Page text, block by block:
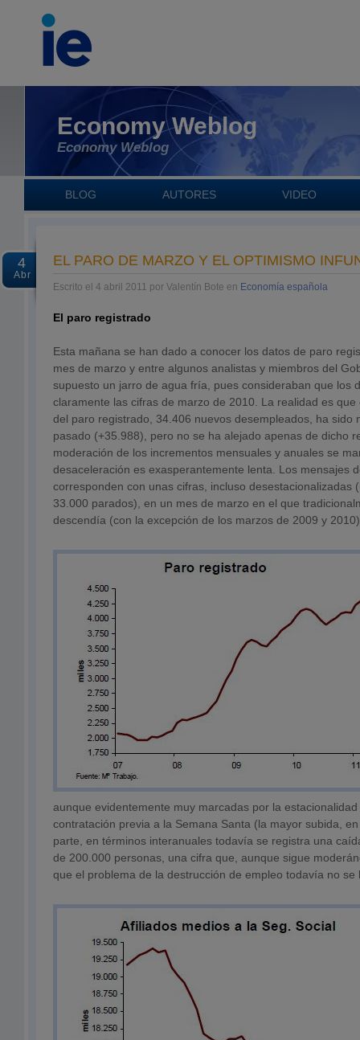
Economy Weblog
Economy Weblog
BLOG AUTORES VIDEO
4
Abr
EL PARO DE MARZO Y EL OPTIMISMO
Escrito el 4 abril 2011 por Valentín Bote en Economía española
El paro registrado
Esta mañana se han dado a conocer los datos de paro
mes de marzo y entre algunos analistas y miembros del
supuesto un jarro de agua fría, pues consideraban que los
claramente las cifras de marzo de 2010. La realidad es
del paro registrado, 34.406 nuevos desempleados, ha sido
pasado (+35.988), pero no se ha alejado apenas de dicho
moderación de los incrementos mensuales y anuales se
desaceleración es exasperantemente lenta. Los mensajes
corresponden con unas cifras, incluso desestacionalizadas
33.000 parados), en un mes de marzo en el que
descendía (con la excepción de los marzos de 2009 y
aunque evidentemente muy marcadas por la
contratación previa a la Semana Santa (la mayor subida,
parte, en términos interanuales todavía se registra una
de 200.000 personas, una cifra que, aunque sigue
que el problema de la destrucción de empleo todavía no se